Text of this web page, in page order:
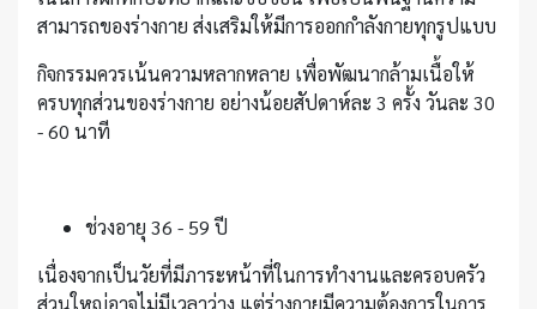
สามารถของร่างกาย ส่งเสริมให้มีการออกกำลังกายทุกรูปแบบ
กิจกรรมควรเน้นความหลากหลาย เพื่อพัฒนากล้ามเนื้อให้
ครบทุกส่วนของร่างกาย อย่างน้อยสัปดาห์ละ 3 ครั้ง วันละ 30
- 60 นาที
ช่วงอายุ 36 - 59 ปี
เนื่องจากเป็นวัยที่มีภาระหน้าที่ในการทำงานและครอบครัว
ส่วนใหญ่อาจไม่มีเวลาว่าง แต่ร่างกายมีความต้องการในการ